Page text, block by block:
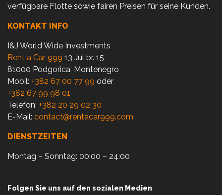
verfügbare Flotte sowie fairen Preisen für seine Kunden.
KONTAKT INFO
I&J World Wide Investments
Rent a Car 999 13 Jul br. 15
81000 Podgorica, Montenegro
Mobil: +382 67 00 77 99 oder
+382 67 99 98 01
Telefon: +382 20 29 02 30
E-Mail: contact@rentacar999.com
DIENSTZEITEN
Montag – Sonntag: 00:00 – 24:00
Folgen Sie uns auf den sozialen Medien